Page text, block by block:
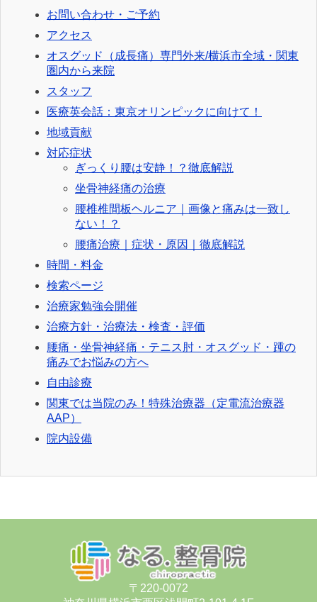
お問い合わせ・ご予約
アクセス
オスグッド（成長痛）専門外来/横浜市全域・関東
圏内から来院
スタッフ
医療英会話：東京オリンピックに向けて！
地域貢献
対応症状
ぎっくり腰は安静！？徹底解説
坐骨神経痛の治療
腰椎椎間板ヘルニア｜画像と痛みは一致し
ない！？
腰痛治療｜症状・原因｜徹底解説
時間・料金
検索ページ
治療家勉強会開催
治療方針・治療法・検査・評価
腰痛・坐骨神経痛・テニス肘・オスグッド・踵の
痛みでお悩みの方へ
自由診療
関東では当院のみ！特殊治療器（定電流治療器
AAP）
院内設備
〒220-0072